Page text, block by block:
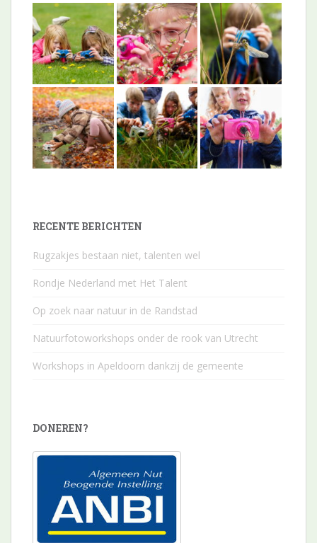
RECENTE BERICHTEN
Rugzakjes bestaan niet, talenten wel
Rondje Nederland met Het Talent
Op zoek naar natuur in de Randstad
Natuurfotoworkshops onder de rook van Utrecht
Workshops in Apeldoorn dankzij de gemeente
DONEREN?